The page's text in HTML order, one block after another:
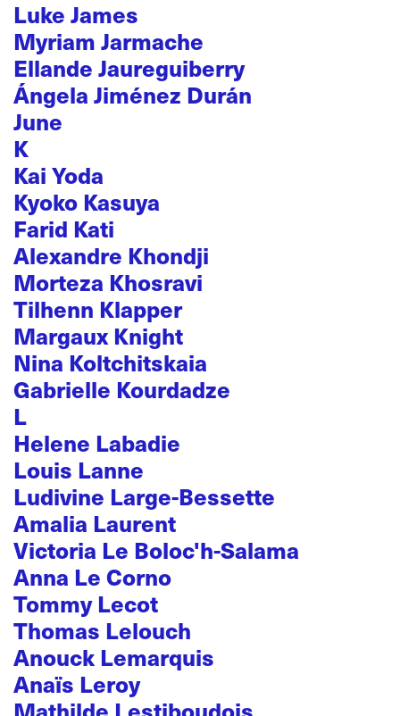
Luke James
Myriam Jarmache
Ellande Jaureguiberry
Ángela Jiménez Durán
June
K
Kai Yoda
Kyoko Kasuya
Farid Kati
Alexandre Khondji
Morteza Khosravi
Tilhenn Klapper
Margaux Knight
Nina Koltchitskaia
Gabrielle Kourdadze
L
Helene Labadie
Louis Lanne
Ludivine Large-Bessette
Amalia Laurent
Victoria Le Boloc'h-Salama
Anna Le Corno
Tommy Lecot
Thomas Lelouch
Anouck Lemarquis
Anaïs Leroy